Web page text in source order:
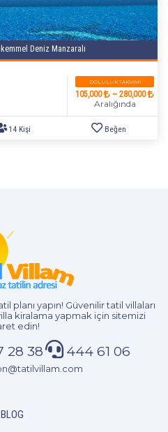
2 Kişi Beğen
2 Kişi Beğen
Deniz Manzaralı
DOLULUK TAKVIMI
105,000 ~ 280,000
Aralığında
planı yapın! Güvenilir tatil villaları
kiralama yapmak için sitemizi
edin!
28 38 444 61 06
BLOG